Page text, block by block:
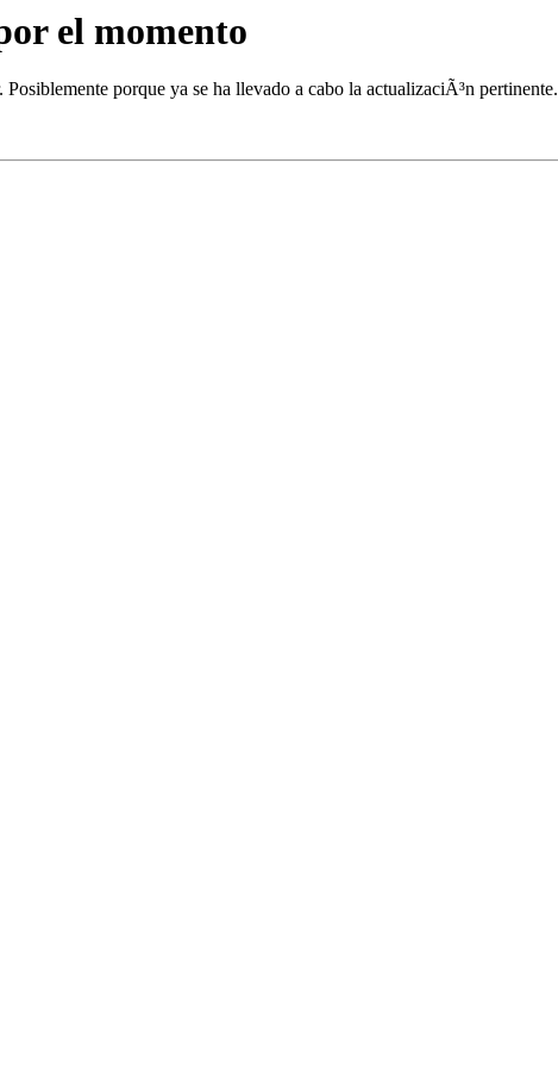
el momento
porque ya se ha llevado a cabo la actualizaciÃ³n pertinente.